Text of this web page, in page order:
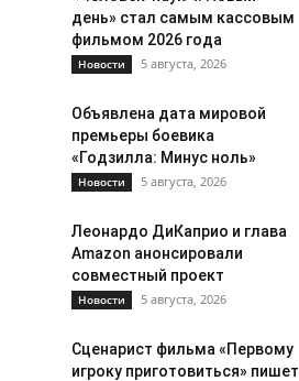
день» стал самым кассовым
фильмом 2026 года
Новости 5 августа, 2026
Объявлена дата мировой
премьеры боевика
«Годзилла: Минус ноль»
Новости 5 августа, 2026
Леонардо ДиКаприо и глава
Amazon анонсировали
совместный проект
Новости 5 августа, 2026
Сценарист фильма «Первому
игроку приготовиться» пишет